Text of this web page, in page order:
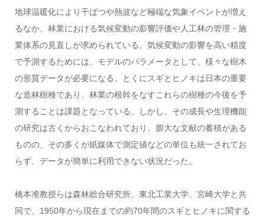
地球温暖化により干ばつや熱波など極端な気象イベントが増え
るなか、林業における気候変動の影響評価や人工林の管理・施
業体系の見直しが求められている。気候変動の影響を高い精度
で予測するためには、モデルのパラメータとして、様々な樹木
の形質データが必要になる。とくにスギとヒノキは日本の重要
な造林樹種であり、林業の根幹をなすこれらの樹種の今後を予
測することは課題となっている。しかし、その成長や生理機能
の研究は古くからおこなわれており、膨大な文献の蓄積がある
ものの、その多くが紙媒体で測定値などの単位も統一されてお
らず、データが簡単に利用できない状況だった。
橋本准教授らは森林総合研究所、東北工業大学、宮崎大学と共
同で、1950年から現在までの約70年間のスギとヒノキに関する